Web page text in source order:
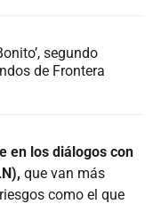
segundo
de Frontera
en los diálogos con
que van más
como el que